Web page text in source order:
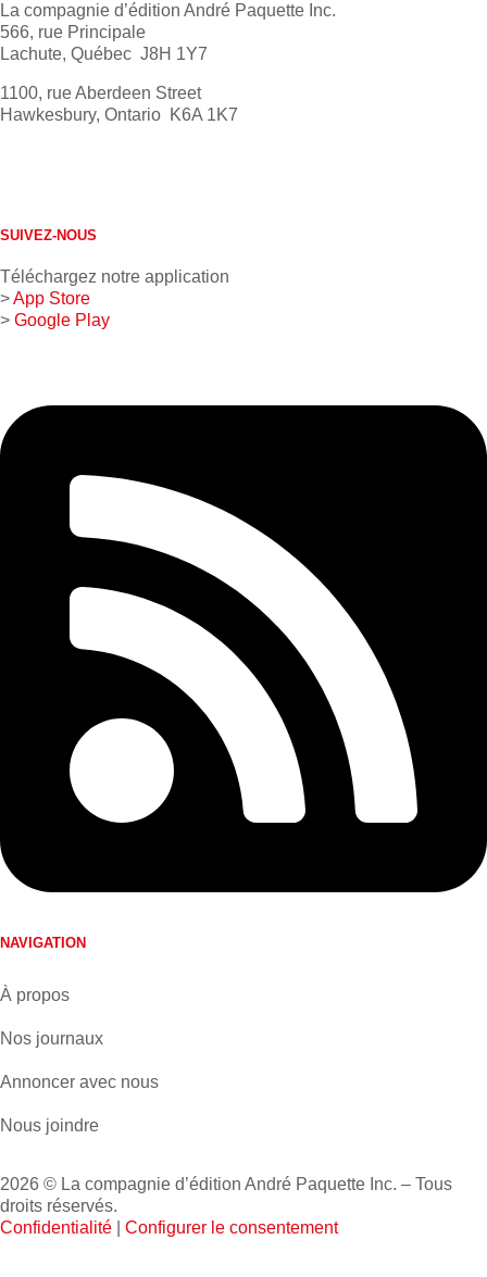
La compagnie d’édition André Paquette Inc.
566, rue Principale
Lachute, Québec J8H 1Y7
1100, rue Aberdeen Street
Hawkesbury, Ontario K6A 1K7
SUIVEZ-NOUS
Téléchargez notre application
>App Store
> Google Play
NAVIGATION
À propos
Nos journaux
Annoncer avec nous
Nous joindre
2026 © La compagnie d’édition André Paquette Inc. – Tous
droits réservés.
Confidentialité
Configurer le consentement